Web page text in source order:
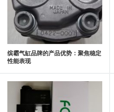
缤霸气缸品牌的产品优势：聚焦稳定
性能表现